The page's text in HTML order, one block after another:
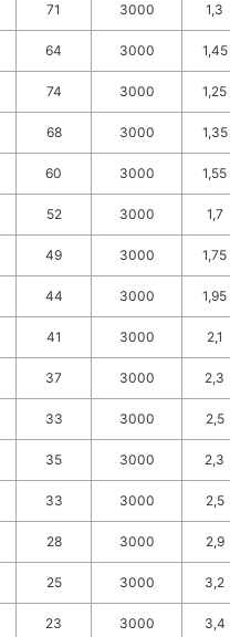
71 3000 1,3
64 3000 1,45
74 3000 1,25
68 3000 1,35
60 3000 1,55
52 3000 1,7
49 3000 1,75
44 3000 1,95
41 3000 2,1
37 3000 2,3
33 3000 2,5
35 3000 2,3
33 3000 2,5
28 3000 2,9
25 3000 3,2
23 3000 3,4